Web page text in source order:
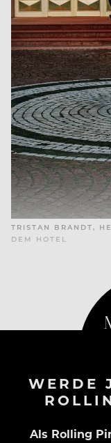
TRISTAN BRANDT,
DEM HOTEL
WERDE
Als Rolling